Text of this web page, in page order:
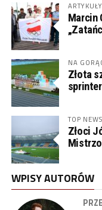
ARTYKUŁY
Marcin
NA
Złota
TOP NEWS
Złoci
WPISY AUTORÓW